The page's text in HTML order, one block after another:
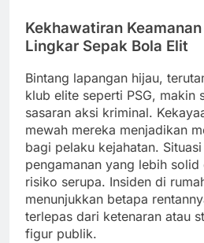
Kekhawatiran
Lingkar Sepak Bola Elit
Bintang lapangan hijau,
klub elite seperti PSG, makin
sasaran aksi kriminal.
mewah mereka menjadikan
bagi pelaku kejahatan.
pengamanan yang lebih
risiko serupa. Insiden di
menunjukkan betapa
terlepas dari ketenaran atau
figur publik.